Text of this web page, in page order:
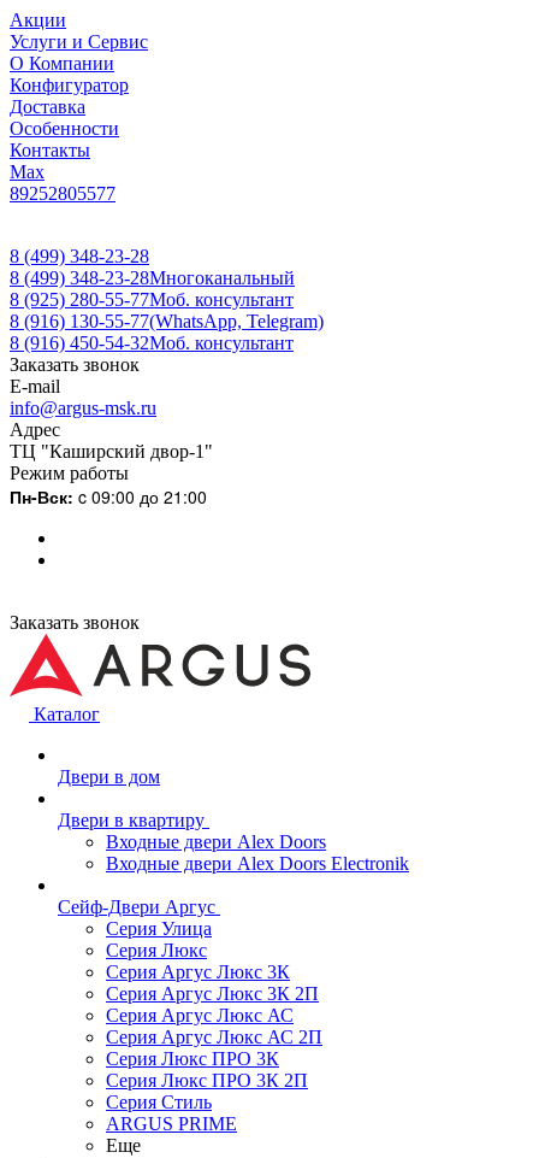
Акции
Услуги и Сервис
О Компании
Конфигуратор
Доставка
Особенности
Контакты
Max
89252805577
8 (499) 348-23-28
8 (499) 348-23-28Многоканальный
8 (925) 280-55-77Моб. консультант
8 (916) 130-55-77(WhatsApp, Telegram)
8 (916) 450-54-32Моб. консультант
Заказать звонок
E-mail
info@argus-msk.ru
Адрес
ТЦ "Каширский двор-1"
Режим работы
Пн-Вск: c 09:00 до 21:00
Заказать звонок
Каталог
Двери в дом
Двери в квартиру
Входные двери Alex Doors
Входные двери Alex Doors Electronik
Сейф-Двери Аргус
Серия Улица
Серия Люкс
Серия Аргус Люкс 3К
Серия Аргус Люкс 3К 2П
Серия Аргус Люкс АС
Серия Аргус Люкс АС 2П
Серия Люкс ПРО 3К
Серия Люкс ПРО 3К 2П
Серия Стиль
ARGUS PRIME
Еще